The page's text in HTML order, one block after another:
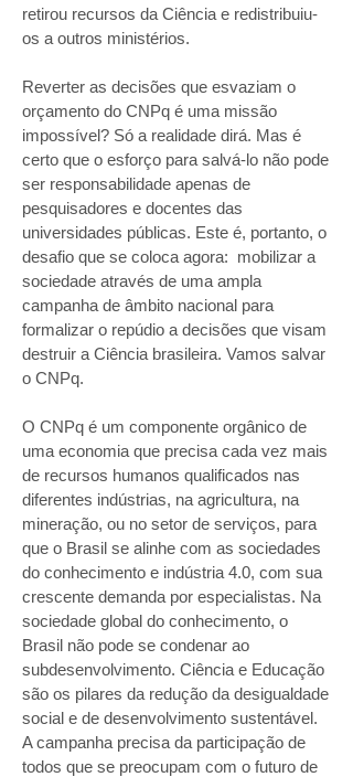
retirou recursos da Ciência e redistribuiu-
os a outros ministérios.
Reverter as decisões que esvaziam o
orçamento do CNPq é uma missão
impossível? Só a realidade dirá. Mas é
certo que o esforço para salvá-lo não pode
ser responsabilidade apenas de
pesquisadores e docentes das
universidades públicas. Este é, portanto, o
desafio que se coloca agora: mobilizar a
sociedade através de uma ampla
campanha de âmbito nacional para
formalizar o repúdio a decisões que visam
destruir a Ciência brasileira. Vamos salvar
o CNPq.
O CNPq é um componente orgânico de
uma economia que precisa cada vez mais
de recursos humanos qualificados nas
diferentes indústrias, na agricultura, na
mineração, ou no setor de serviços, para
que o Brasil se alinhe com as sociedades
do conhecimento e indústria 4.0, com sua
crescente demanda por especialistas. Na
sociedade global do conhecimento, o
Brasil não pode se condenar ao
subdesenvolvimento. Ciência e Educação
são os pilares da redução da desigualdade
social e de desenvolvimento sustentável.
A campanha precisa da participação de
todos que se preocupam com o futuro de